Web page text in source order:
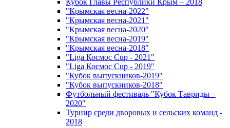
Кубок Главы Республики Крым – 2018
"Крымская весна-2022"
"Крымская весна-2021"
"Крымская весна-2020"
"Крымская весна-2019"
"Крымская весна-2018"
"Liga Космос Cup - 2021"
"Liga Космос Cup - 2019"
"Кубок выпускников-2019"
"Кубок выпускников-2018"
Футбольный фестиваль "Кубок Тавриды –
2020"
Турнир среди дворовых и сельских команд -
2018